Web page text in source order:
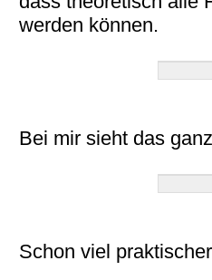
werden können.
Bei mir sieht das
Schon viel